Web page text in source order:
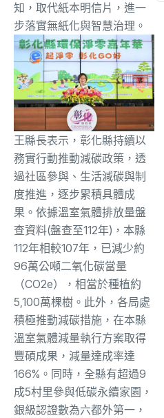
知，取代紙本明信片，進一
步落實無紙化與智慧治理。
王縣長表示，彰化縣持續以
務實行動推動減碳政策，透
過社區參與、生活減碳與制
度推進，逐步累積具體成
果。依據溫室氣體排放量盤
查資料(盤查至112年)，本縣
112年相較107年，已減少約
96萬公噸二氧化碳當量
（CO2e），相當於種植約
5,100萬棵樹。此外，各局處
積極推動減碳措施，在本縣
溫室氣體減量執行方案取得
豐碩成果，減量達成率達
166%。同時，全縣有超過9
成5村里參與低碳永續家園，
銀級認證數為六都外第一，